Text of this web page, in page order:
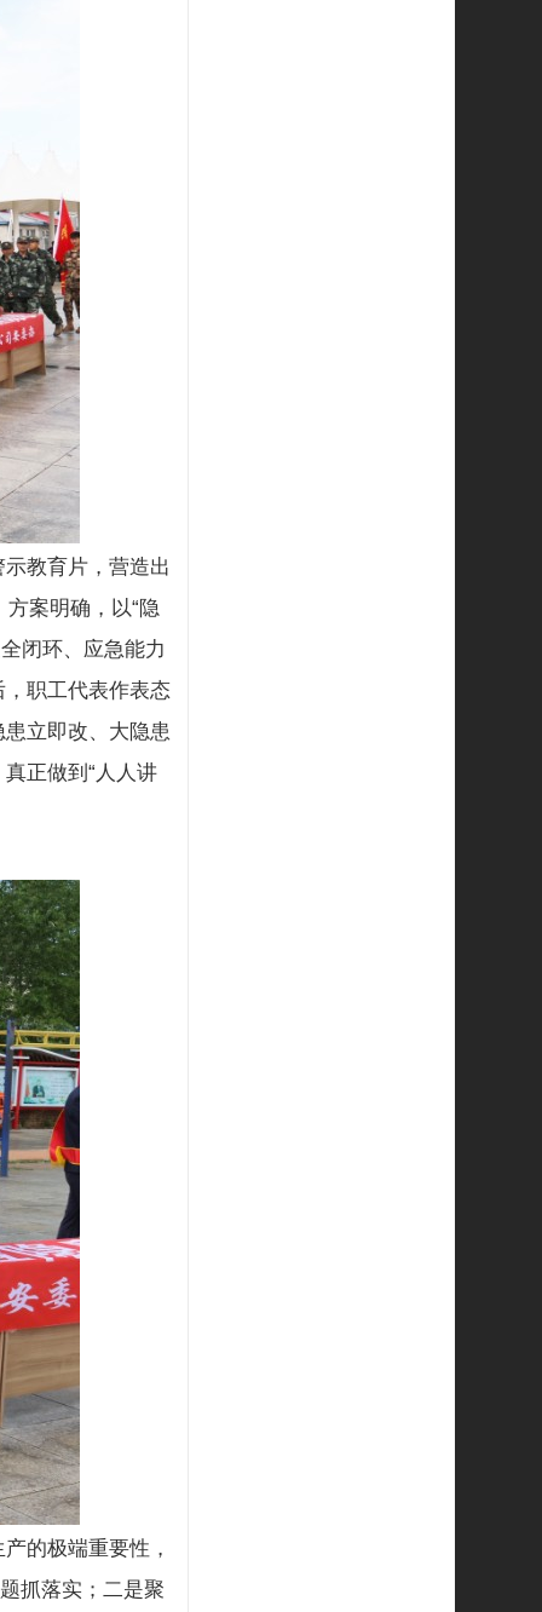
教育片，营造出
案明确，以“隐
闭环、应急能力
职工代表作表态
立即改、大隐患
正做到“人人讲
的极端重要性，
抓落实；二是聚